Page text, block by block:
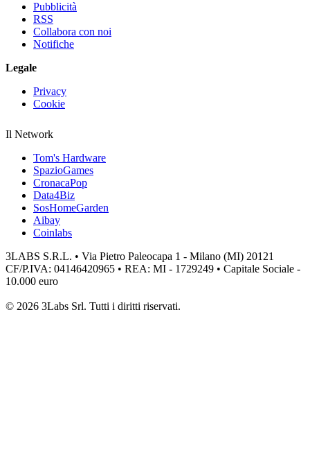
Pubblicità
RSS
Collabora con noi
Notifiche
Legale
Privacy
Cookie
Il Network
Tom's Hardware
SpazioGames
CronacaPop
Data4Biz
SosHomeGarden
Aibay
Coinlabs
3LABS S.R.L. • Via Pietro Paleocapa 1 - Milano (MI) 20121
CF/P.IVA: 04146420965 • REA: MI - 1729249 • Capitale Sociale -
10.000 euro
© 2026 3Labs Srl. Tutti i diritti riservati.